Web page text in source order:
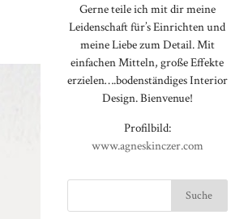
Gerne teile ich mit dir meine
Leidenschaft für’s Einrichten und
meine Liebe zum Detail. Mit
einfachen Mitteln, große Effekte
erzielen….bodenständiges Interior
Design. Bienvenue!
Profilbild:
www.agneskinczer.com